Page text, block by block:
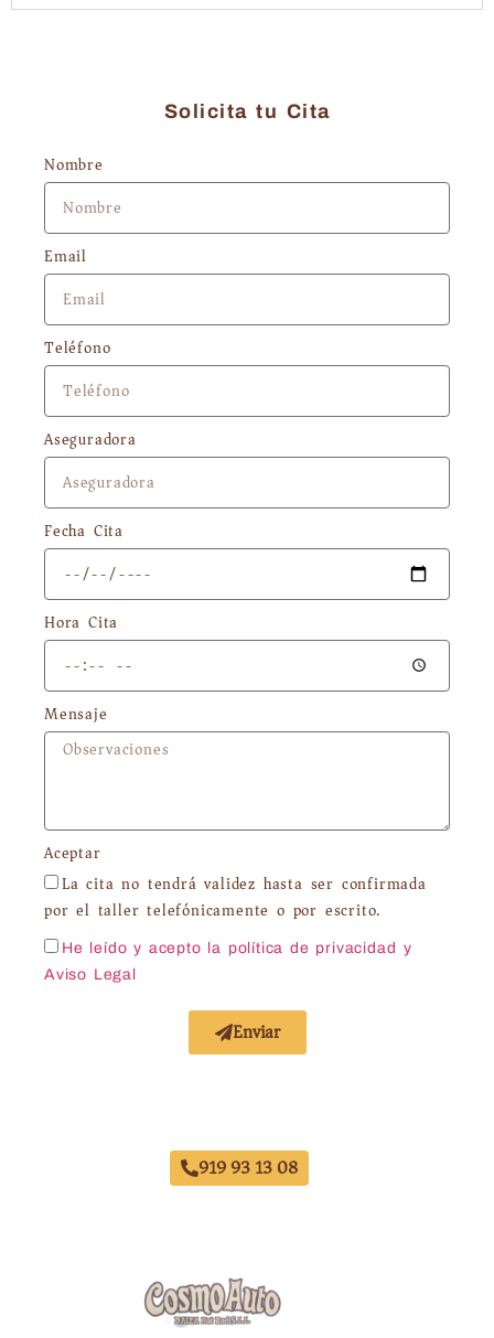
Solicita tu Cita
Nombre
Email
Teléfono
Aseguradora
Fecha Cita
Hora Cita
Mensaje
Aceptar
La cita no tendrá validez hasta ser confirmada
por el taller telefónicamente o por escrito.
He leído y acepto la política de privacidad
y
Aviso Legal
Enviar
919 93 13 08